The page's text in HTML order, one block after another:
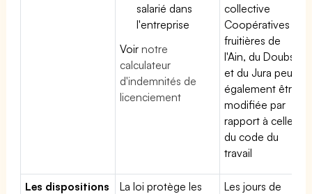
salarié dans
l'entreprise
Voirnotre
calculateur
d'indemnités de
licenciement
collective
Coopératives
fruitières de
l'Ain, du Doubs
et du Jura peut
également être
modifiée par
rapport à celle
du code du
travail
Les dispositions
La loi protège les
Les jours de